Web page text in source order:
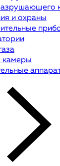
и охраны
камеры